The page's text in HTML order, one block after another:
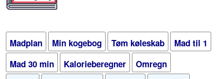
Madplan Min kogebog Tøm køleskab
Mad til 1
Mad 30 min
Kalorieberegner Omregn